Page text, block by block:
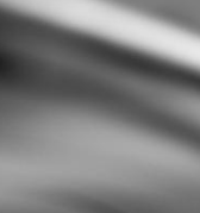
FILODIRITTO